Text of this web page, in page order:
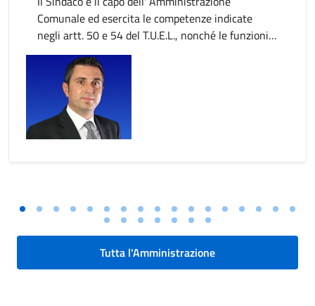
Comunale ed esercita le competenze indicate
negli artt. 50 e 54 del T.U.E.L., nonché le funzioni
attribuitegli dallo Statuto e dal Regolamento
Comunale. Al Sindaco competono poteri di
rappresentanza, sovrintendenza politico-
amministrativa, nonché di vigilanza e controllo
sulle attività della Giunta, delle strutture
gestionali ed esecutive del Comune, sugli Enti,
Tutta l'Amministrazione